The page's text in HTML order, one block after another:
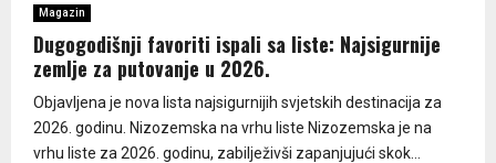
Magazin
Dugogodišnji favoriti ispali sa liste: Najsigurnije
zemlje za putovanje u 2026.
Objavljena je nova lista najsigurnijih svjetskih destinacija za
2026. godinu. Nizozemska na vrhu liste Nizozemska je na
vrhu liste za 2026. godinu, zabilježivši zapanjujući skok...